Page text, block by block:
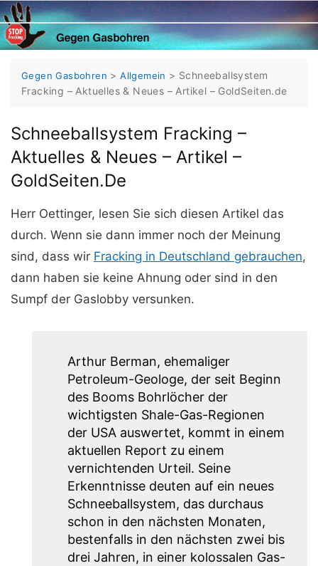
Skip
to
content
Gegen Gasbohren >Allgemein > Schneeballsystem
Fracking – Aktuelles & Neues – Artikel – GoldSeiten.de
Schneeballsystem Fracking –
Aktuelles & Neues – Artikel –
GoldSeiten.de
Herr Oettinger, lesen Sie sich diesen Artikel das
durch. Wenn sie dann immer noch der Meinung
sind, dass wir Fracking in Deutschland gebrauchen,
dann haben sie keine Ahnung oder sind in den
Sumpf der Gaslobby versunken.
Arthur Berman, ehemaliger
Petroleum-Geologe, der seit Beginn
des Booms Bohrlöcher der
wichtigsten Shale-Gas-Regionen
der USA auswertet, kommt in einem
aktuellen Report zu einem
vernichtenden Urteil. Seine
Erkenntnisse deuten auf ein neues
Schneeballsystem, das durchaus
schon in den nächsten Monaten,
bestenfalls in den nächsten zwei bis
drei Jahren, in einer kolossalen Gas-